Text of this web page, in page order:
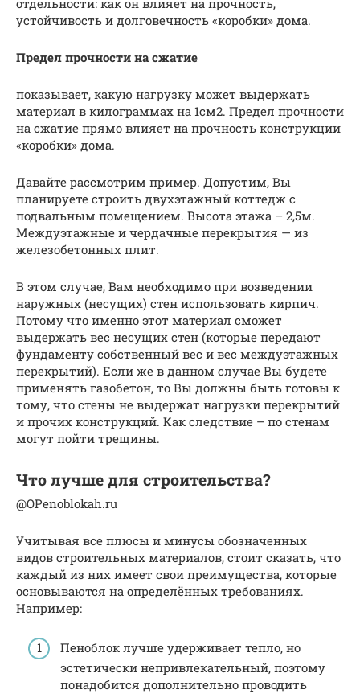
отдельности: как он влияет на прочность,
устойчивость и долговечность «коробки» дома.
Предел прочности на сжатие
показывает, какую нагрузку может выдержать
материал в килограммах на 1см2. Предел прочности
на сжатие прямо влияет на прочность конструкции
«коробки» дома.
Давайте рассмотрим пример. Допустим, Вы
планируете строить двухэтажный коттедж с
подвальным помещением. Высота этажа – 2,5м.
Междуэтажные и чердачные перекрытия — из
железобетонных плит.
В этом случае, Вам необходимо при возведении
наружных (несущих) стен использовать кирпич.
Потому что именно этот материал сможет
выдержать вес несущих стен (которые передают
фундаменту собственный вес и вес междуэтажных
перекрытий). Если же в данном случае Вы будете
применять газобетон, то Вы должны быть готовы к
тому, что стены не выдержат нагрузки перекрытий
и прочих конструкций. Как следствие – по стенам
могут пойти трещины.
Что лучше для строительства?
@OPenoblokah.ru
Учитывая все плюсы и минусы обозначенных
видов строительных материалов, стоит сказать, что
каждый из них имеет свои преимущества, которые
основываются на определённых требованиях.
Например:
Пеноблок лучше удерживает тепло, но
эстетически непривлекательный, поэтому
понадобится дополнительно проводить